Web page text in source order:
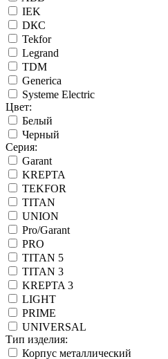
IEK
DКС
Tekfor
Legrand
TDM
Generica
Systeme Electric
Цвет:
Белый
Черный
Серия:
Garant
KREPTA
TEKFOR
TITAN
UNION
Pro/Garant
PRO
TITAN 5
TITAN 3
KREPTA 3
LIGHT
PRIME
UNIVERSAL
Тип изделия:
Корпус металлический